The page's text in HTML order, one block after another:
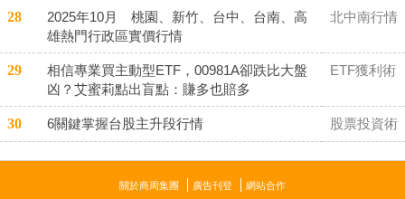
28
2025年10月 桃園、新竹、台中、台南、高
雄熱門行政區實價行情
北中南行情
29
相信專業買主動型ETF，00981A卻跌比大盤
凶？艾蜜莉點出盲點：賺多也賠多
ETF獲利術
30 6關鍵掌握台股主升段行情 股票投資術
關於商周集團 廣告刊登 網站合作